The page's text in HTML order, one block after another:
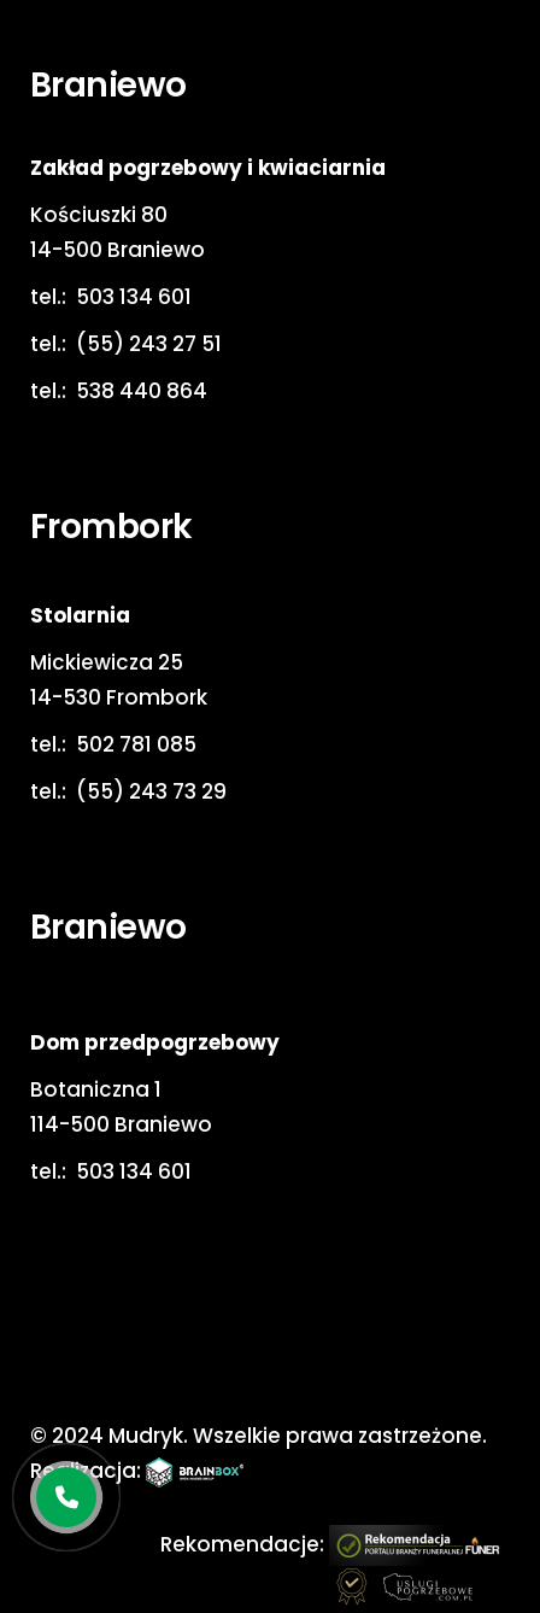
Braniewo
Zakład pogrzebowy i kwiaciarnia
Kościuszki 80
14-500 Braniewo
tel.: 503 134 601
tel.: (55) 243 27 51
tel.: 538 440 864
Frombork
Stolarnia
Mickiewicza 25
14-530 Frombork
tel.: 502 781 085
tel.: (55) 243 73 29
Braniewo
Dom przedpogrzebowy
Botaniczna 1
114-500 Braniewo
tel.: 503 134 601
© 2024 Mudryk. Wszelkie prawa zastrzeżone.
Realizacja:
Rekomendacje: